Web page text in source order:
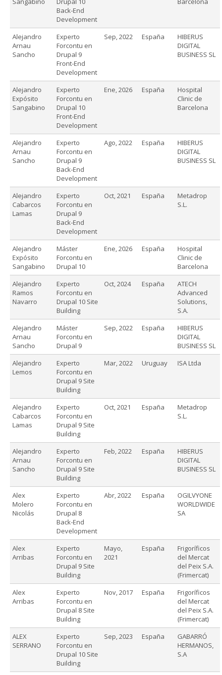
Back-End
Development
Alejandro
Arnau
Sancho
Experto
Forcontu en
Drupal 9
Front-End
Development
Sep, 2022 España
HIBERUS
DIGITAL
BUSINESS SL
Alejandro
Expósito
Sangabino
Experto
Forcontu en
Drupal 10
Front-End
Development
Ene, 2026 España
Hospital
Clinic de
Barcelona
Alejandro
Arnau
Sancho
Experto
Forcontu en
Drupal 9
Back-End
Development
Ago, 2022 España
HIBERUS
DIGITAL
BUSINESS SL
Alejandro
Cabarcos
Lamas
Experto
Forcontu en
Drupal 9
Back-End
Development
Oct, 2021 España
Metadrop
S.L.
Alejandro
Expósito
Sangabino
Máster
Forcontu en
Drupal 10
Ene, 2026 España
Hospital
Clinic de
Barcelona
Alejandro
Ramos
Navarro
Experto
Forcontu en
Drupal 10 Site
Building
Oct, 2024 España
ATECH
Advanced
Solutions,
S.A.
Alejandro
Arnau
Sancho
Máster
Forcontu en
Drupal 9
Sep, 2022 España
HIBERUS
DIGITAL
BUSINESS SL
Alejandro
Lemos
Experto
Forcontu en
Drupal 9 Site
Building
Mar, 2022 Uruguay ISA Ltda
Alejandro
Cabarcos
Lamas
Experto
Forcontu en
Drupal 9 Site
Building
Oct, 2021 España
Metadrop
S.L.
Alejandro
Arnau
Sancho
Experto
Forcontu en
Drupal 9 Site
Building
Feb, 2022 España
HIBERUS
DIGITAL
BUSINESS SL
Alex
Molero
Nicolás
Experto
Forcontu en
Drupal 8
Back-End
Development
Abr, 2022 España
OGILVYONE
WORLDWIDE
SA
Alex
Arribas
Experto
Forcontu en
Drupal 9 Site
Building
Mayo,
2021
España
Frigoríficos
del Mercat
del Peix S.A.
(Frimercat)
Alex
Arribas
Experto
Forcontu en
Drupal 8 Site
Building
Nov, 2017 España
Frigoríficos
del Mercat
del Peix S.A.
(Frimercat)
ALEX
SERRANO
Experto
Forcontu en
Drupal 10 Site
Building
Sep, 2023 España
GABARRÓ
HERMANOS,
S.A